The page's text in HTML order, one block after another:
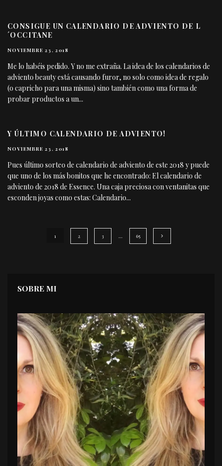
CONSIGUE UN CALENDARIO DE ADVIENTO DE L
´OCCITANE
NOVIEMBRE 23, 2018
Me lo habéis pedido. Y no me extraña. La idea de los calendarios de
adviento beauty está causando furor, no solo como idea de regalo
(o capricho para una misma) sino también como una forma de
probar productos a un...
Y ÚLTIMO CALENDARIO DE ADVIENTO!
NOVIEMBRE 23, 2018
Pues último sorteo de calendario de adviento de este 2018 y puede
que uno de los más bonitos que he encontrado: El calendario de
adviento de 2018 de Essence. Una caja preciosa con ventanitas que
esconden joyas como estas: Calendario...
1 2 3 … 65
SOBRE MI